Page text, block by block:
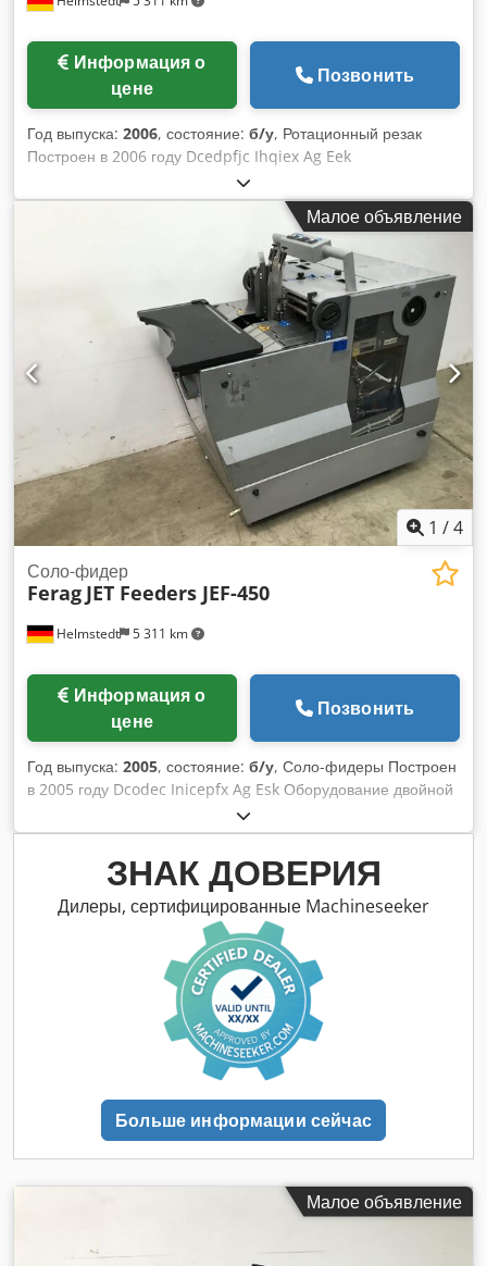
цене
Позвонить
Год выпуска: 2006, состояние: б/у, Ротационный резак
Построен в 2006 году Dcedpfjc Ihqiex Ag Eek
Малое объявление
1 /4
Helmstedt 5 311 km
Соло-фидер
Ferag JET Feeders JEF-450
цене
Позвонить
Год выпуска: 2005, состояние: б/у, Соло-фидеры Построен
в 2005 году Dcodec Inicepfx Ag Esk Оборудование двойной
ЗНАК ДОВЕРИЯ
Дилеры, сертифицированные Machineseeker
Больше информации сейчас
Малое объявление